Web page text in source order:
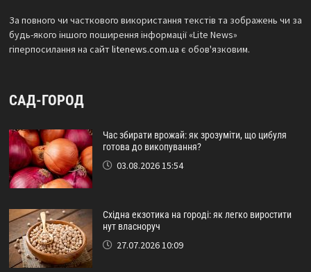
За повного чи часткового використання текстів та зображень чи за
будь-якого іншого поширення інформації «Lite News»
гіперпосилання на сайтlitenews.com.ua є обов'язковим.
САД-ГОРОД
Час збирати врожай: як зрозуміти, що цибуля
готова до викопування?
03.08.2026 15:54
Східна екзотика на городі: як легко виростити
нут власноруч
27.07.2026 10:09